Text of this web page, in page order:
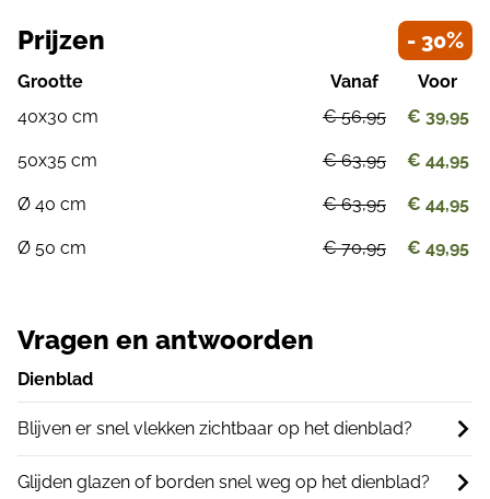
Vragen en antwoorden
Dienblad
Blijven er snel vlekken zichtbaar op het dienblad?
Glijden glazen of borden snel weg op het dienblad?
Prijzen - 30%
Grootte
40x30 cm
50x35 cm
Ø 40 cm
Ø 50 cm
Vanaf
€ 56,95
€ 63,95
€ 63,95
€ 70,95
Voor
€ 39,95
€ 44,95
€ 44,95
€ 49,95